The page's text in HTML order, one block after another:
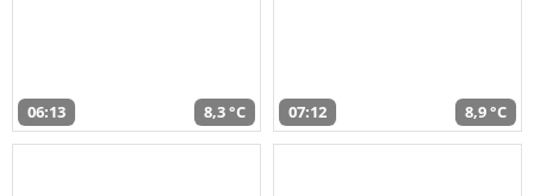
06:13 8,3 °C 07:12 8,9 °C